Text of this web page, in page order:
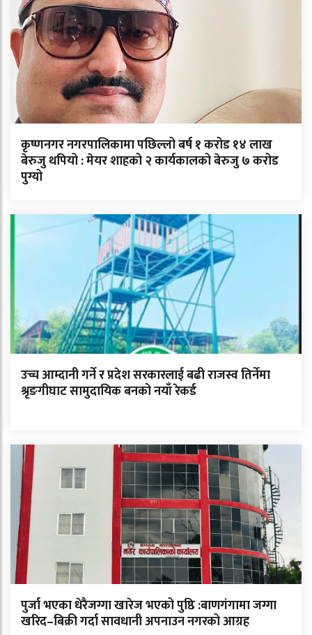
कृष्णनगर नगरपालिकामा पछिल्लो बर्ष १ करोड १४ लाख
बेरुजु थपियो : मेयर शाहको २ कार्यकालको बेरुजु ७ करोड
पुग्यो
उच्च आम्दानी गर्ने र प्रदेश सरकारलाई बढी राजस्व तिर्नेमा
श्रृङगीघाट सामुदायिक बनको नयाँ रेकर्ड
पुर्जा भएका धेरैजग्गा खारेज भएको पुष्ठि :बाणगंगामा जग्गा
खरिद–बिक्री गर्दा सावधानी अपनाउन नगरको आग्रह